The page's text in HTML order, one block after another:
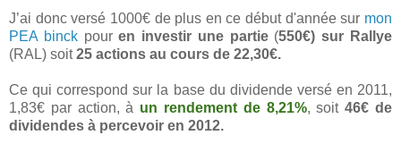
J’ai donc versé 1000€ de plus en ce début d'année sur mon
PEA binck pouren investir une partie(550€) sur Rallye
(RAL) soit25 actions au cours de 22,30€.
Ce qui correspond sur la base du dividende versé en 2011,
1,83€ par action, à un rendement de 8,21%, soit46€ de
dividendes à percevoir en 2012.